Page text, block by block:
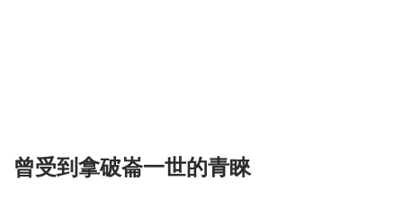
曾受到拿破崙一世的青睞